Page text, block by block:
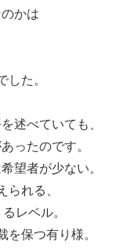
かは
した。
述べていても、
ったのです。
望者が少ない。
られる、
レベル。
保つ有り様。